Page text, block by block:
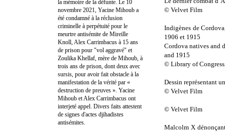
© Velvet Film
Indigènes de
1906 et 1915
Cordova natives and
and 1915
© Library of
Dessin représentant
© Velvet Film
© Velvet Film
Malcolm X
la mémoire de la défunte. Le 10
novembre 2021, Yacine Mihoub a
été condamné à la réclusion
criminelle à perpétuité pour le
meurtre antisémite de Mireille
Knoll, Alex Carrimbacus à 15 ans
de prison pour "vol aggravé" et
Zoulika Khellaf, mère de Mihoub, à
trois ans de prison, dont deux avec
sursis, pour avoir fait obstacle à la
manifestation de la vérité par «
destruction de preuves ». Yacine
Mihoub et Alex Carrimbacus ont
interjeté appel. Divers faits attestent
de signes d'actes djihadistes
antisémites.